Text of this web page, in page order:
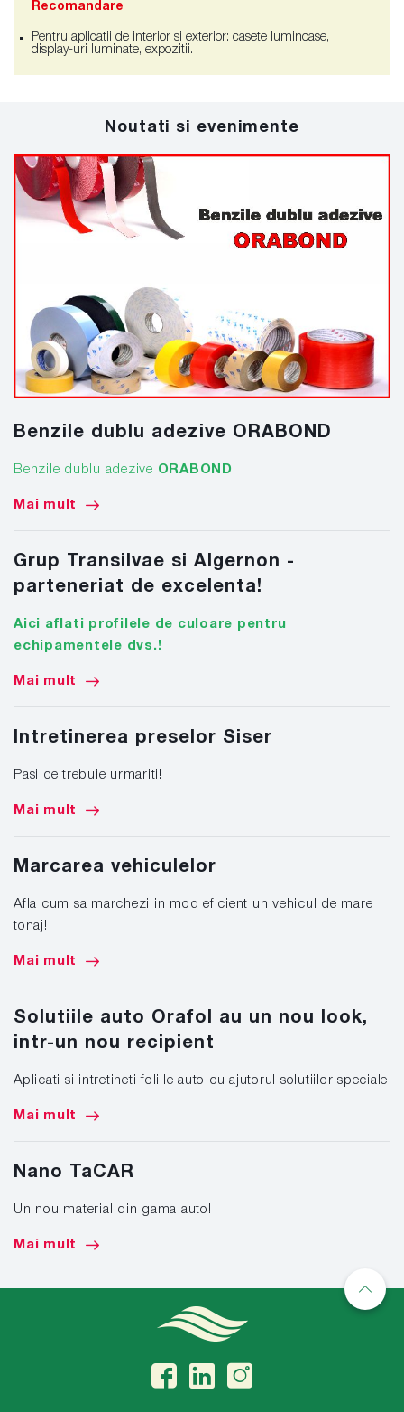
Recomandare
Pentru aplicatii de interior si exterior: casete luminoase,
display-uri luminate, expozitii.
Noutati si evenimente
Benzile dublu adezive ORABOND
Benzile dublu adezive ORABOND
Mai mult
Grup Transilvae si Algernon -
parteneriat de excelenta!
Aici aflati profilele de culoare pentru
echipamentele dvs.!
Mai mult
Intretinerea preselor Siser
Pasi ce trebuie urmariti!
Mai mult
Marcarea vehiculelor
Afla cum sa marchezi in mod eficient un vehicul de mare
tonaj!
Mai mult
Solutiile auto Orafol au un nou look,
intr-un nou recipient
Aplicati si intretineti foliile auto cu ajutorul solutiilor speciale
Mai mult
Nano TaCAR
Un nou material din gama auto!
Mai mult